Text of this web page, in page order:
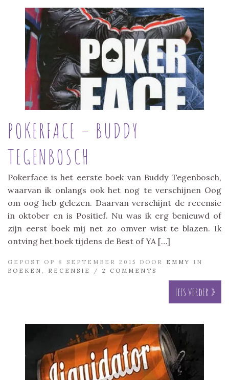
POKERFACE – BUDDY
TEGENBOSCH
Pokerface is het eerste boek van Buddy Tegenbosch,
waarvan ik onlangs ook het nog te verschijnen Oog
om oog heb gelezen. Daarvan verschijnt de recensie
in oktober en is Positief. Nu was ik erg benieuwd of
zijn eerst boek mij net zo omver wist te blazen. Ik
ontving het boek tijdens de Best of YA […]
GEPOST OP 8 SEPTEMBER 2015 DOOR EMMY
IN
BOEKEN
RECENSIE / 2 COMMENTS
Lees verder »